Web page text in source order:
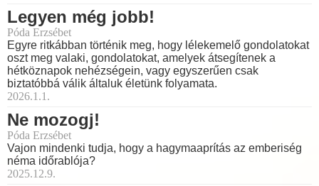
Legyen még jobb!
Póda Erzsébet
Egyre ritkábban történik meg, hogy lélekemelő gondolatokat
oszt meg valaki, gondolatokat, amelyek átsegítenek a
hétköznapok nehézségein, vagy egyszerűen csak
biztatóbbá válik általuk életünk folyamata.
2026.1.1.
Ne mozogj!
Póda Erzsébet
Vajon mindenki tudja, hogy a hagymaaprítás az emberiség
néma időrablója?
2025.12.9.